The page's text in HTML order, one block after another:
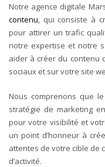
Notre agence digitale
contenu , qui consiste à
pour attirer un trafic
notre expertise et notre
aider à créer du contenu
sociaux et sur votre site
Nous comprenons que
stratégie de marketing
pour votre visibilité et
un point d’honneur à
attentes de votre cible de
d’activité.